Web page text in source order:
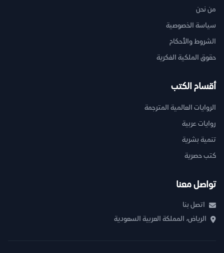
من نحن
سياسة الخصوصية
الشروط والأحكام
حقوق الملكية الفكرية
أقسام الكتب
الروايات العالمية المترجمة
روايات عربية
تنمية بشرية
كتب حصرية
تواصل معنا
اتصل بنا
الرياض، المملكة العربية السعودية